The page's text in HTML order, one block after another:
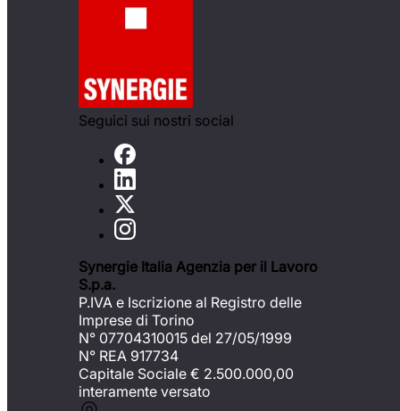
Seguici sui nostri social
Synergie Italia Agenzia per il Lavoro
S.p.a.
P.IVA e Iscrizione al Registro delle
Imprese di Torino
N° 07704310015 del 27/05/1999
N° REA 917734
Capitale Sociale € 2.500.000,00
interamente versato